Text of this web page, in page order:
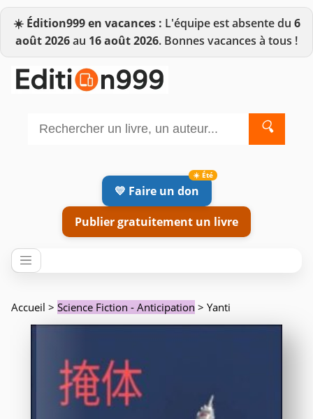
☀️ Édition999 en vacances : L'équipe est absente du 6
août 2026au 16 août 2026. Bonnes vacances à tous !
🔍
💛 Faire un don
Publier gratuitement un livre
Accueil > Science Fiction - Anticipation > Yanti